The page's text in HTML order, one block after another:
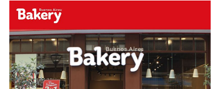
cáncer de útero, por lo que debió someterse a una
intervención quirúrgica para evitar su avance.
Sin embargo, su año más complicado fue 2021, cuando
su salud se complicó por neumonía y un accidente
doméstico que comprometió su cadera. A principio del
2022, nuevamente debió acceder a una nueva operación,